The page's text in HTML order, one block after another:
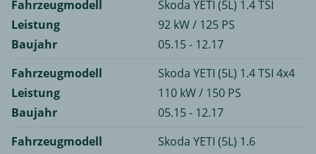
Fahrzeugmodell
Skoda YETI (5L) 1.4 TSI
Leistung
92 kW / 125 PS
Baujahr
05.15 - 12.17
Fahrzeugmodell
Skoda YETI (5L) 1.4 TSI 4x4
Leistung
110 kW / 150 PS
Baujahr
05.15 - 12.17
Fahrzeugmodell
Skoda YETI (5L) 1.6